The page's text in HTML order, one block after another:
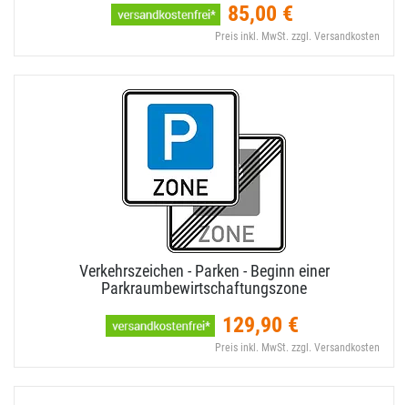
85,00 €
Preis inkl. MwSt. zzgl. Versandkosten
Verkehrszeichen - Parken - Beginn einer
Parkraumbewirtschaftungszone
129,90 €
Preis inkl. MwSt. zzgl. Versandkosten